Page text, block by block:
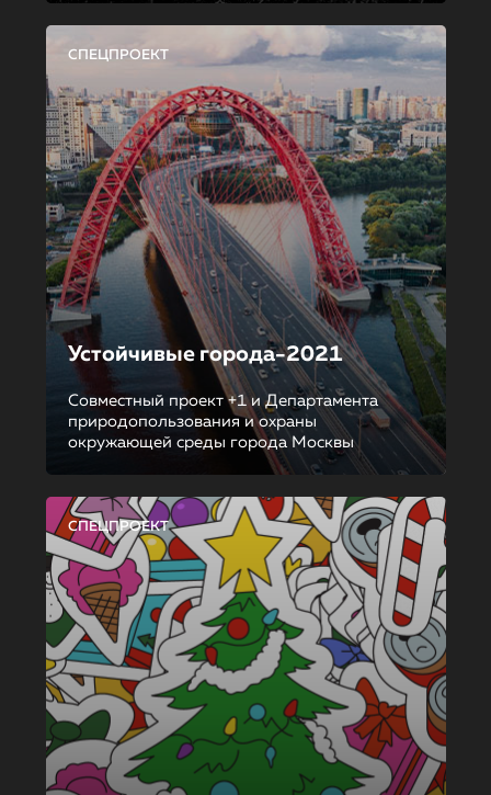
СПЕЦПРОЕКТ
Устойчивые города-2021
Совместный проект +1 и Департамента
природопользования и охраны
окружающей среды города Москвы
СПЕЦПРОЕКТ